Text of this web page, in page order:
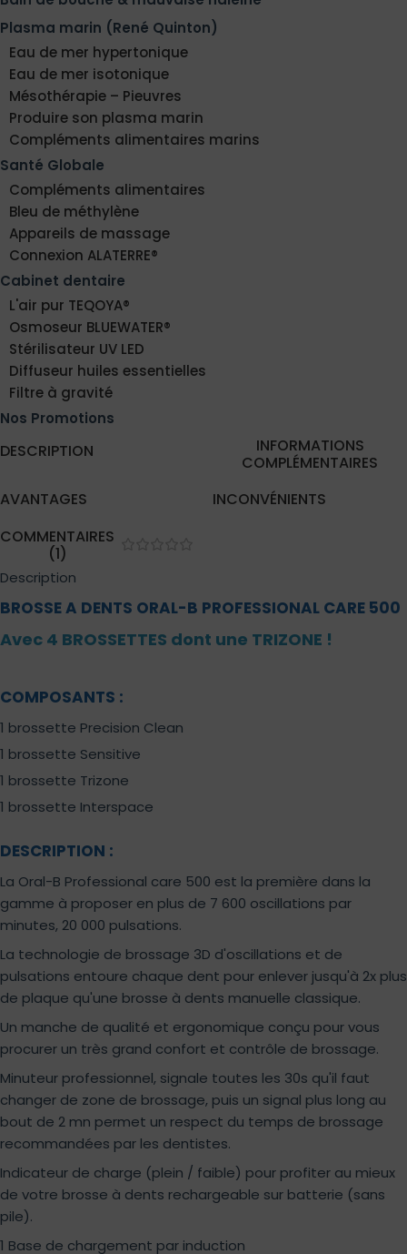
Plasma marin (René Quinton)
Eau de mer hypertonique
Eau de mer isotonique
Mésothérapie – Pieuvres
Produire son plasma marin
Compléments alimentaires marins
Santé Globale
Compléments alimentaires
Bleu de méthylène
Appareils de massage
Connexion ALATERRE®
Cabinet dentaire
L'air pur TEQOYA®
Osmoseur BLUEWATER®
Stérilisateur UV LED
Diffuseur huiles essentielles
Filtre à gravité
Nos Promotions
DESCRIPTION
INFORMATIONS
COMPLÉMENTAIRES
AVANTAGES
INCONVÉNIENTS
COMMENTAIRES
(1)
Description
BROSSE A DENTS ORAL-B PROFESSIONAL CARE 500
Avec 4 BROSSETTES dont une TRIZONE !
COMPOSANTS :
1 brossette Precision Clean
1 brossette Sensitive
1 brossette Trizone
1 brossette Interspace
DESCRIPTION :
La Oral-B Professional care 500 est la première dans la
gamme à proposer en plus de 7 600 oscillations par
minutes, 20 000 pulsations.
La technologie de brossage 3D d'oscillations et de
pulsations entoure chaque dent pour enlever jusqu'à 2x plus
de plaque qu'une brosse à dents manuelle classique.
Un manche de qualité et ergonomique conçu pour vous
procurer un très grand confort et contrôle de brossage.
Minuteur professionnel, signale toutes les 30s qu'il faut
changer de zone de brossage, puis un signal plus long au
bout de 2 mn permet un respect du temps de brossage
recommandées par les dentistes.
Indicateur de charge (plein / faible) pour profiter au mieux
de votre brosse à dents rechargeable sur batterie (sans
pile).
1 Base de chargement par induction